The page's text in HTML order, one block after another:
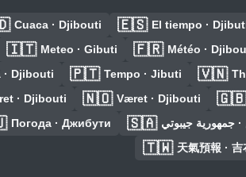
Cuaca · Djibouti 🇪🇸 El tiempo ·
🇮🇹 Meteo · Gibuti 🇫🇷 Météo ·
· Djibouti 🇵🇹 Tempo · Jibuti 🇻🇳
· Djibouti 🇳🇴 Været · Djibouti
Погода · Джибути 🇸🇦 جمهورية جيبوتي
🇹🇼 天氣預報 · 吉